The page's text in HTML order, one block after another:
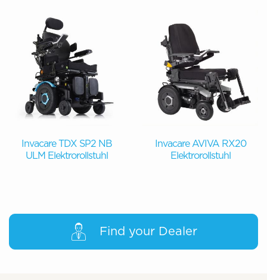
Invacare TDX SP2 NB
ULM Elektrorollstuhl
Invacare AVIVA RX20
Elektrorollstuhl
Find your Dealer